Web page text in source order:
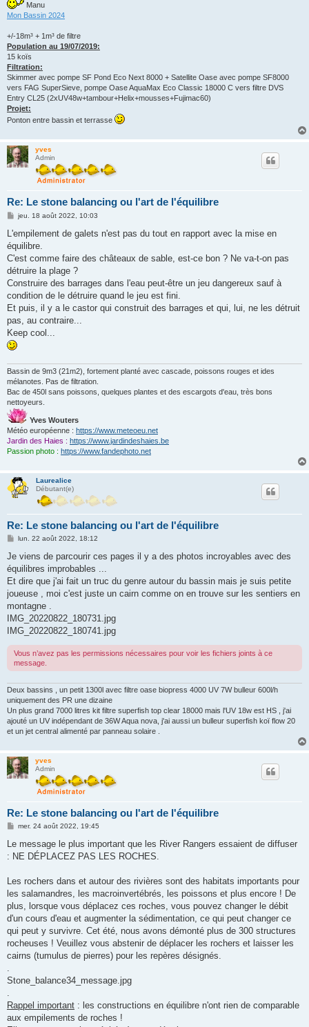
Manu
Mon Bassin 2024
+/-18m³ + 1m³ de filtre
Population au 19/07/2019:
15 koïs
Filtration:
Skimmer avec pompe SF Pond Eco Next 8000 + Satellite Oase avec pompe SF8000
vers FAG SuperSieve, pompe Oase AquaMax Eco Classic 18000 C vers filtre DVS
Entry CL25 (2xUV48w+tambour+Helix+mousses+Fujimac60)
Projet:
Ponton entre bassin et terrasse
yves
Admin
Re: Le stone balancing ou l'art de l'équilibre
M
s
a
g
jeu. 18 août 2022, 10:03
L'empilement de galets n'est pas du tout en rapport avec la mise en
équilibre.
C'est comme faire des châteaux de sable, est-ce bon ? Ne va-t-on pas
détruire la plage ?
Construire des barrages dans l'eau peut-être un jeu dangereux sauf à
condition de le détruire quand le jeu est fini.
Et puis, il y a le castor qui construit des barrages et qui, lui, ne les détruit
pas, au contraire...
Keep cool...
Bassin de 9m3 (21m2), fortement planté avec cascade, poissons rouges et ides
mélanotes. Pas de filtration.
Bac de 450l sans poissons, quelques plantes et des escargots d'eau, très bons
nettoyeurs.
Yves Wouters
Météo européenne : https://www.meteoeu.net
Jardin des Haies : https://www.jardindeshaies.be
Passion photo : https://www.fandephoto.net
Laurealice
Débutant(e)
Re: Le stone balancing ou l'art de l'équilibre
M
s
a
g
lun. 22 août 2022, 18:12
Je viens de parcourir ces pages il y a des photos incroyables avec des
équilibres improbables ...
Et dire que j'ai fait un truc du genre autour du bassin mais je suis petite
joueuse , moi c'est juste un cairn comme on en trouve sur les sentiers en
montagne .
IMG_20220822_180731.jpg
IMG_20220822_180741.jpg
Vous n’avez pas les permissions nécessaires pour voir les fichiers joints à ce
message.
Deux bassins , un petit 1300l avec filtre oase biopress 4000 UV 7W bulleur 600l/h
uniquement des PR une dizaine
Un plus grand 7000 litres kit filtre superfish top clear 18000 mais l'UV 18w est HS , j'ai
ajouté un UV indépendant de 36W Aqua nova, j'ai aussi un bulleur superfish koï flow 20
et un jet central alimenté par panneau solaire .
yves
Admin
Re: Le stone balancing ou l'art de l'équilibre
M
s
a
mer. 24 août 2022, 19:45
Le message le plus important que les River Rangers essaient de diffuser
: NE DÉPLACEZ PAS LES ROCHES.
Les rochers dans et autour des rivières sont des habitats importants pour
les salamandres, les macroinvertébrés, les poissons et plus encore ! De
plus, lorsque vous déplacez ces roches, vous pouvez changer le débit
d'un cours d'eau et augmenter la sédimentation, ce qui peut changer ce
qui peut y survivre. Cet été, nous avons démonté plus de 300 structures
rocheuses ! Veuillez vous abstenir de déplacer les rochers et laisser les
cairns (tumulus de pierres) pour les repères désignés.
.
Stone_balance34_message.jpg
.
Rappel important : les constructions en équilibre n'ont rien de comparable
aux empilements de roches !